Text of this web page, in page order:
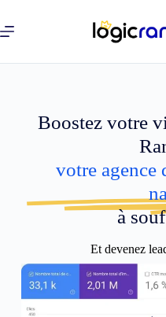
Boostez votre
votre agence
à
Et devenez